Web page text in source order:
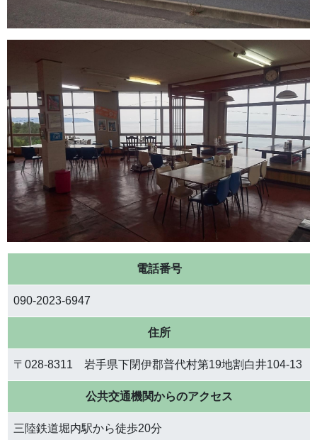
電話番号
090-2023-6947
住所
〒028-8311 岩手県下閉伊郡普代村第19地割白井104-13
公共交通機関からのアクセス
三陸鉄道堀内駅から徒歩20分